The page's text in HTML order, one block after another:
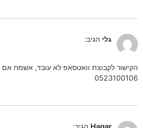
גלי הגיב:
הקישור לקבוצת וואטסאפ לא עובד, אשמח אם
0523100106